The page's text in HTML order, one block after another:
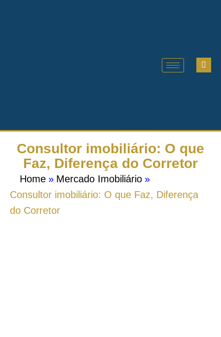
Consultor imobiliário: O que
Faz, Diferença do Corretor
Home » Mercado Imobiliário »
Consultor imobiliário: O que Faz, Diferença
do Corretor